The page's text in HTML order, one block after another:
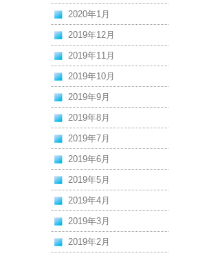
2020年1月
2019年12月
2019年11月
2019年10月
2019年9月
2019年8月
2019年7月
2019年6月
2019年5月
2019年4月
2019年3月
2019年2月